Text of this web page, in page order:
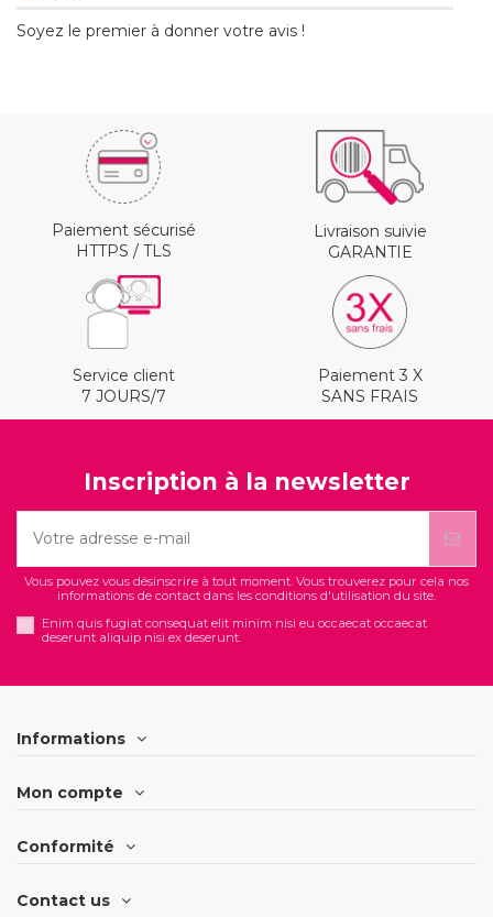
Soyez le premier à donner votre avis !
Paiement sécurisé
HTTPS / TLS
Livraison suivie
GARANTIE
Service client
7 JOURS/7
Paiement 3 X
SANS FRAIS
Inscription à la newsletter
Vous pouvez vous désinscrire à tout moment. Vous trouverez pour cela nos
informations de contact dans les conditions d'utilisation du site.
Enim quis fugiat consequat elit minim nisi eu occaecat occaecat
deserunt aliquip nisi ex deserunt.
Informations
Mon compte
Conformité
Contact us